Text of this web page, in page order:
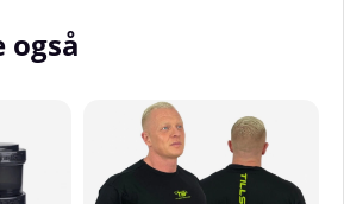
åbner dåsen efter at have
være opbygget tryk indeni.
dig, da indholdet kan sprøjte ud.
ved første åbning.
også